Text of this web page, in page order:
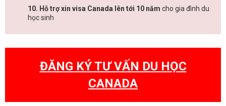
10. Hỗ trợ xin visa Canada lên tới 10 năm cho gia đình du
học sinh
ĐĂNG KÝ TƯ VẤN DU HỌC
CANADA